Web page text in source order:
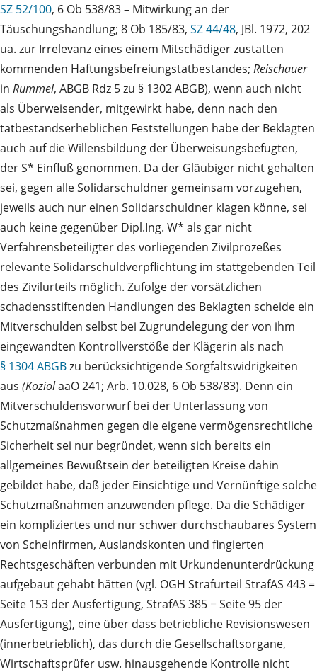
SZ 52/100, 6 Ob 538/83 – Mitwirkung an der
Täuschungshandlung; 8 Ob 185/83, SZ 44/48, JBl. 1972, 202
ua. zur Irrelevanz eines einem Mitschädiger zustatten
kommenden Haftungsbefreiungstatbestandes; Reischauer
in Rummel, ABGB Rdz 5 zu § 1302 ABGB), wenn auch nicht
als Überweisender, mitgewirkt habe, denn nach den
tatbestandserheblichen Feststellungen habe der Beklagten
auch auf die Willensbildung der Überweisungsbefugten,
der S* Einfluß genommen. Da der Gläubiger nicht gehalten
sei, gegen alle Solidarschuldner gemeinsam vorzugehen,
jeweils auch nur einen Solidarschuldner klagen könne, sei
auch keine gegenüber Dipl.Ing. W* als gar nicht
Verfahrensbeteiligter des vorliegenden Zivilprozeßes
relevante Solidarschuldverpflichtung im stattgebenden Teil
des Zivilurteils möglich. Zufolge der vorsätzlichen
schadensstiftenden Handlungen des Beklagten scheide ein
Mitverschulden selbst bei Zugrundelegung der von ihm
eingewandten Kontrollverstöße der Klägerin als nach
§ 1304 ABGBzu berücksichtigende Sorgfaltswidrigkeiten
aus (KoziolaaO 241; Arb. 10.028, 6 Ob 538/83). Denn ein
Mitverschuldensvorwurf bei der Unterlassung von
Schutzmaßnahmen gegen die eigene vermögensrechtliche
Sicherheit sei nur begründet, wenn sich bereits ein
allgemeines Bewußtsein der beteiligten Kreise dahin
gebildet habe, daß jeder Einsichtige und Vernünftige solche
Schutzmaßnahmen anzuwenden pflege. Da die Schädiger
ein kompliziertes und nur schwer durchschaubares System
von Scheinfirmen, Auslandskonten und fingierten
Rechtsgeschäften verbunden mit Urkundenunterdrückung
aufgebaut gehabt hätten (vgl. OGH Strafurteil StrafAS 443 =
Seite 153 der Ausfertigung, StrafAS 385 = Seite 95 der
Ausfertigung), eine über dass betriebliche Revisionswesen
(innerbetrieblich), das durch die Gesellschaftsorgane,
Wirtschaftsprüfer usw. hinausgehende Kontrolle nicht